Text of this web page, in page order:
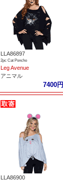
LLA86897
2pc Cat Poncho
Leg Avenue
アニマル
7400円
LLA86900